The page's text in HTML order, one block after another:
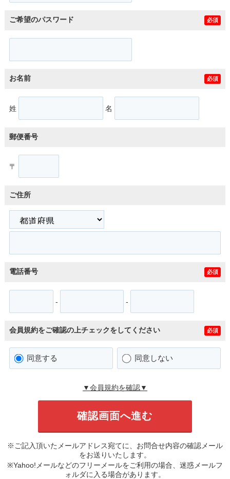
ご希望のパスワード 必須
お名前 必須
姓 名
郵便番号
〒
ご住所
電話番号 必須
- -
会員規約をご確認の上チェックをしてください 必須
同意する 同意しない
▼会員規約を確認▼
※ご記入頂いたメールアドレス宛てに、お問合せ内容の確認メール
をお送りいたします。
※Yahoo!メールなどのフリーメールをご利用の場合、迷惑メールフ
ォルダに入る場合があります。